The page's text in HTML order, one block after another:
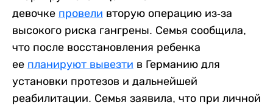
девочке провели вторую операцию из-за
высокого риска гангрены. Семья сообщила,
что после восстановления ребенка
ее планируют вывезти в Германию для
установки протезов и дальнейшей
реабилитации. Семья заявила, что при личной